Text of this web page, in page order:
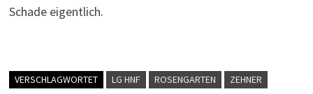
Schade eigentlich.
VERSCHLAGWORTET LG HNF ROSENGARTEN ZEHNER